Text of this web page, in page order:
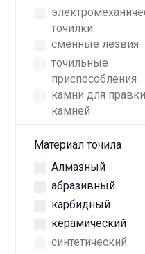
точилки
сменные лезвия
точильные
приспособления
камни для правки
камней
Материал точила
Алмазный
абразивный
карбидный
керамический
синтетический